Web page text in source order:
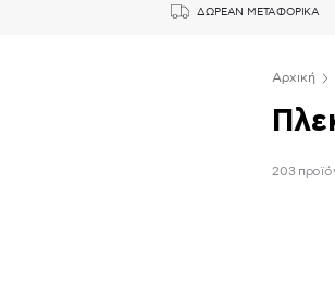
ΔΩΡΕΑΝ ΜΕΤΑΦΟΡΙΚΑ
Αρχική
203